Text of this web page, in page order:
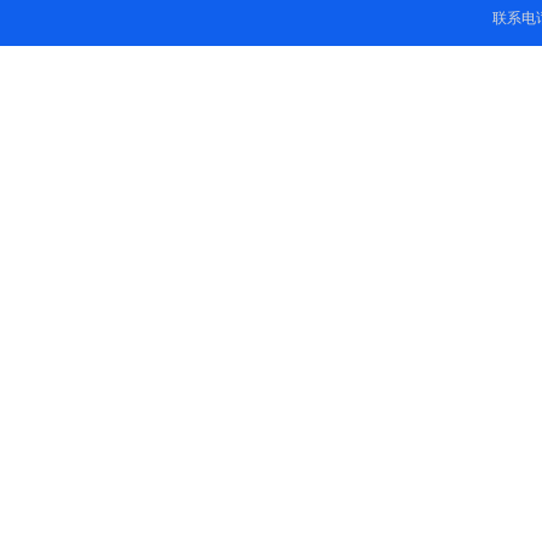
联系电